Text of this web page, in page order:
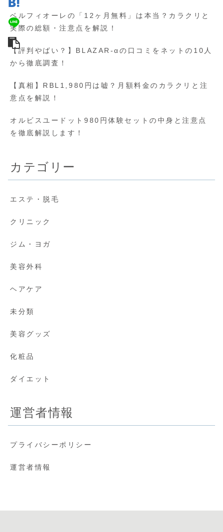
ベルフィオーレの「12ヶ月無料」は本当？カラクリと
実際の総額・注意点を解説！
【評判やばい？】BLAZAR-αの口コミをネットの10人
から徹底調査！
【真相】RBL1,980円は嘘？月額料金のカラクリと注
意点を解説！
オルビスユードット980円体験セットの中身と注意点
を徹底解説します！
カテゴリー
エステ・脱毛
クリニック
ジム・ヨガ
美容外科
ヘアケア
未分類
美容グッズ
化粧品
ダイエット
運営者情報
プライバシーポリシー
運営者情報